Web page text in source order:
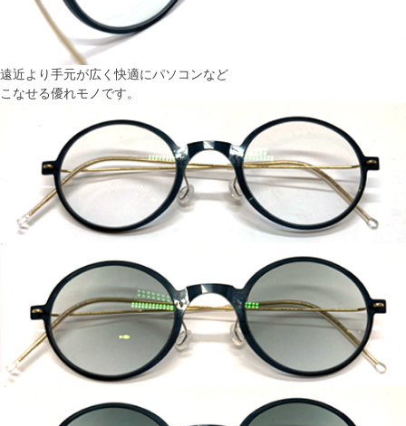
遠近より手元が広く快適にパソコンなど
こなせる優れモノです。